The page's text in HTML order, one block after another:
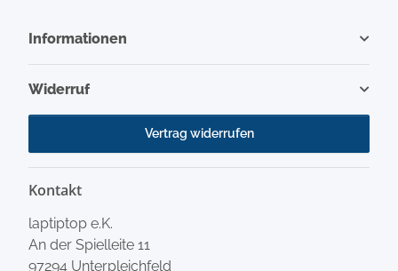
Informationen
Widerruf
Vertrag widerrufen
Kontakt
laptiptop e.K.
An der Spielleite 11
97294 Unterpleichfeld